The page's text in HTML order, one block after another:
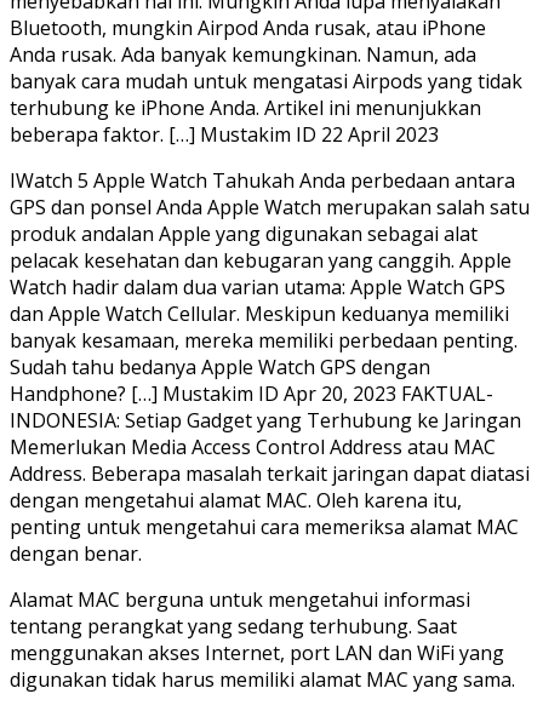
Bluetooth, mungkin Airpod Anda rusak, atau iPhone
Anda rusak. Ada banyak kemungkinan. Namun, ada
banyak cara mudah untuk mengatasi Airpods yang tidak
terhubung ke iPhone Anda. Artikel ini menunjukkan
beberapa faktor. […] Mustakim ID 22 April 2023
IWatch 5 Apple Watch Tahukah Anda perbedaan antara
GPS dan ponsel Anda Apple Watch merupakan salah satu
produk andalan Apple yang digunakan sebagai alat
pelacak kesehatan dan kebugaran yang canggih. Apple
Watch hadir dalam dua varian utama: Apple Watch GPS
dan Apple Watch Cellular. Meskipun keduanya memiliki
banyak kesamaan, mereka memiliki perbedaan penting.
Sudah tahu bedanya Apple Watch GPS dengan
Handphone? […] Mustakim ID Apr 20, 2023 FAKTUAL-
INDONESIA: Setiap Gadget yang Terhubung ke Jaringan
Memerlukan Media Access Control Address atau MAC
Address. Beberapa masalah terkait jaringan dapat diatasi
dengan mengetahui alamat MAC. Oleh karena itu,
penting untuk mengetahui cara memeriksa alamat MAC
dengan benar.
Alamat MAC berguna untuk mengetahui informasi
tentang perangkat yang sedang terhubung. Saat
menggunakan akses Internet, port LAN dan WiFi yang
digunakan tidak harus memiliki alamat MAC yang sama.